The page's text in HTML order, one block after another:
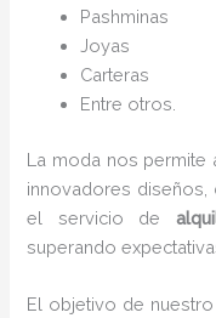
Pashminas
Joyas
Carteras
Entre otros.
La moda nos permite
innovadores
el servicio de
superando
El objetivo de